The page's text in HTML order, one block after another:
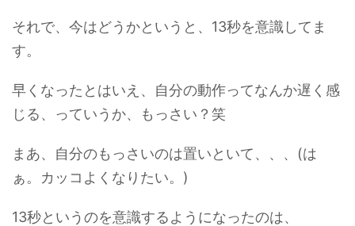
それで、今はどうかというと、13秒を意識してま
す。
早くなったとはいえ、自分の動作ってなんか遅く感
じる、っていうか、もっさい？笑
まあ、自分のもっさいのは置いといて、、、(は
ぁ。カッコよくなりたい。)
13秒というのを意識するようになったのは、